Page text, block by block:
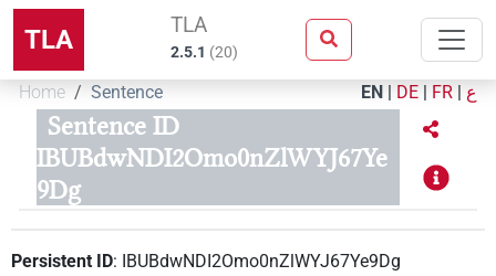
TLA TLA
2.5.1 (20)
Home Sentence EN | DE | FR | ع
Sentence ID
IBUBdwNDI2Omo0nZlWYJ67Ye
9Dg
Persistent ID: IBUBdwNDI2Omo0nZlWYJ67Ye9Dg